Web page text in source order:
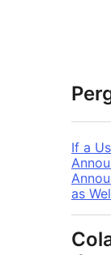
If a
as